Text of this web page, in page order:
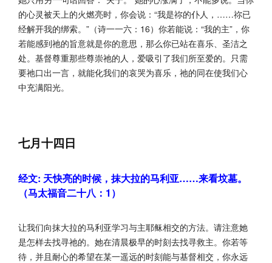
的心灵被天上的火燃亮时，你会说：“我是祢的仆人，……祢已
经解开我的绑索。”（诗一一六：16）你若能说：“我的主”，你
若能感到祂的旨意就是你的意思，那么你已站在喜乐、圣洁之
处。基督尊重那些尊崇祂的人，爱吸引了我们所至爱的。只需
要祂口出一言，就能化我们的哀哭为喜乐，祂的同在使我们心
中充满阳光。
七月十四日
经文: 天快亮的时候，抹大拉的马利亚……来看坟墓。
（马太福音二十八：1）
让我们向抹大拉的马利亚学习与主耶稣相交的方法。请注意她
是怎样去找寻祂的。她在清晨极早的时刻去找寻救主。你若等
待，并且耐心的希望在某一遥远的时刻能与基督相交，你永远